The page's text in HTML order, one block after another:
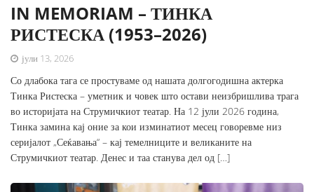
IN MEMORIAM – ТИНКА
РИСТЕСКА (1953–2026)
јули 13, 2026
Со длабока тага се простуваме од нашата долгогодишна актерка
Тинка Ристеска – уметник и човек што остави неизбришлива трага
во историјата на Струмичкиот театар. На 12 јули 2026 година,
Тинка замина кај оние за кои изминатиот месец говоревме низ
серијалот „Сеќавања“ – кај темелниците и великаните на
Струмичкиот театар. Денес и таа станува дел од […]